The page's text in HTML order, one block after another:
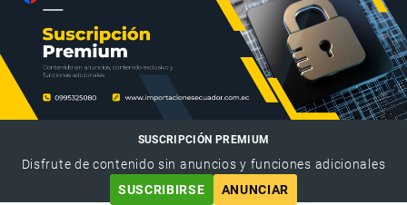
SUSCRIPCIÓN PREMIUM
Disfrute de contenido sin anuncios y funciones adicionales
SUSCRIBIRSE
ANUNCIAR